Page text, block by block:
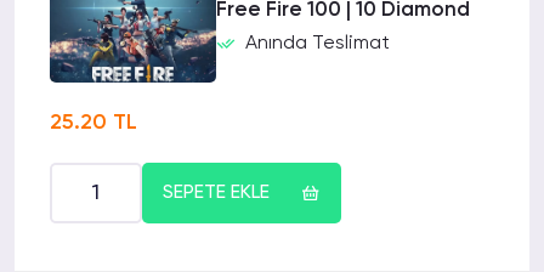
Free Fire 100 | 10 Diamond
Anında Teslimat
25.20 TL
SEPETE EKLE